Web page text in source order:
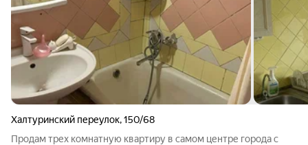
Халтуринский переулок,150/68
Продам трех комнатную квартиру в самом центре города с